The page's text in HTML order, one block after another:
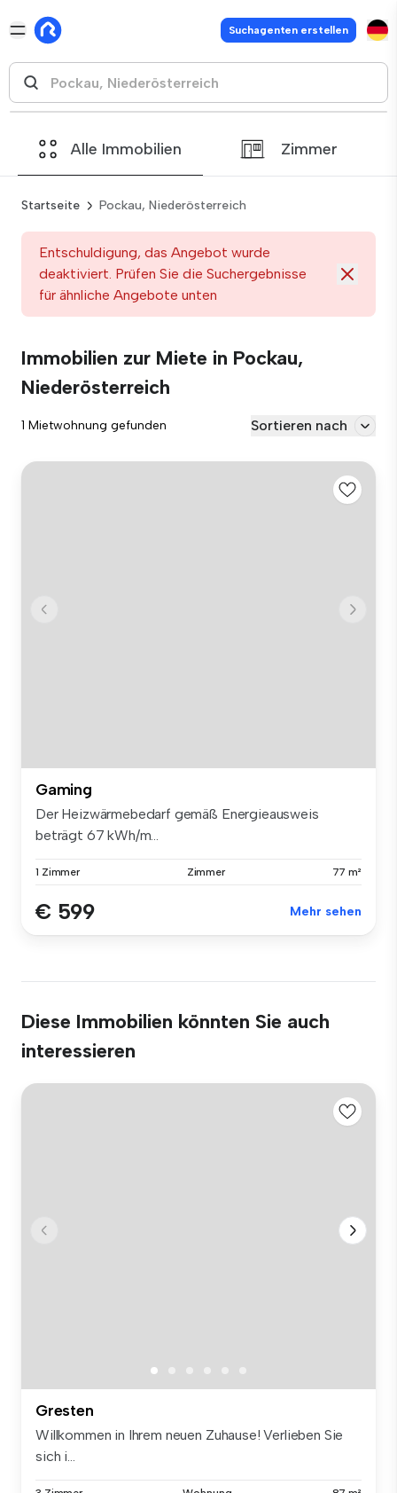
Suchagenten erstellen
Alle Immobilien Zimmer
Startseite Pockau, Niederösterreich
Entschuldigung, das Angebot wurde
deaktiviert. Prüfen Sie die Suchergebnisse
für ähnliche Angebote unten
Immobilien zur Miete in Pockau,
Niederösterreich
1 Mietwohnung gefunden Sortieren nach
Gaming
Der Heizwärmebedarf gemäß Energieausweis
beträgt 67 kWh/m...
1 Zimmer Zimmer 77 m²
€ 599 Mehr sehen
Diese Immobilien könnten Sie auch
interessieren
Gresten
Willkommen in Ihrem neuen Zuhause! Verlieben Sie
sich i...